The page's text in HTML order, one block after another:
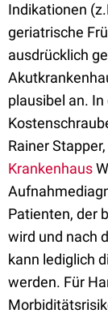
Indikationen
geriatrische
ausdrücklich
plausibel an.
Rainer
Krankenhaus
Patienten, der
wird und nach
kann lediglich
werden. Für